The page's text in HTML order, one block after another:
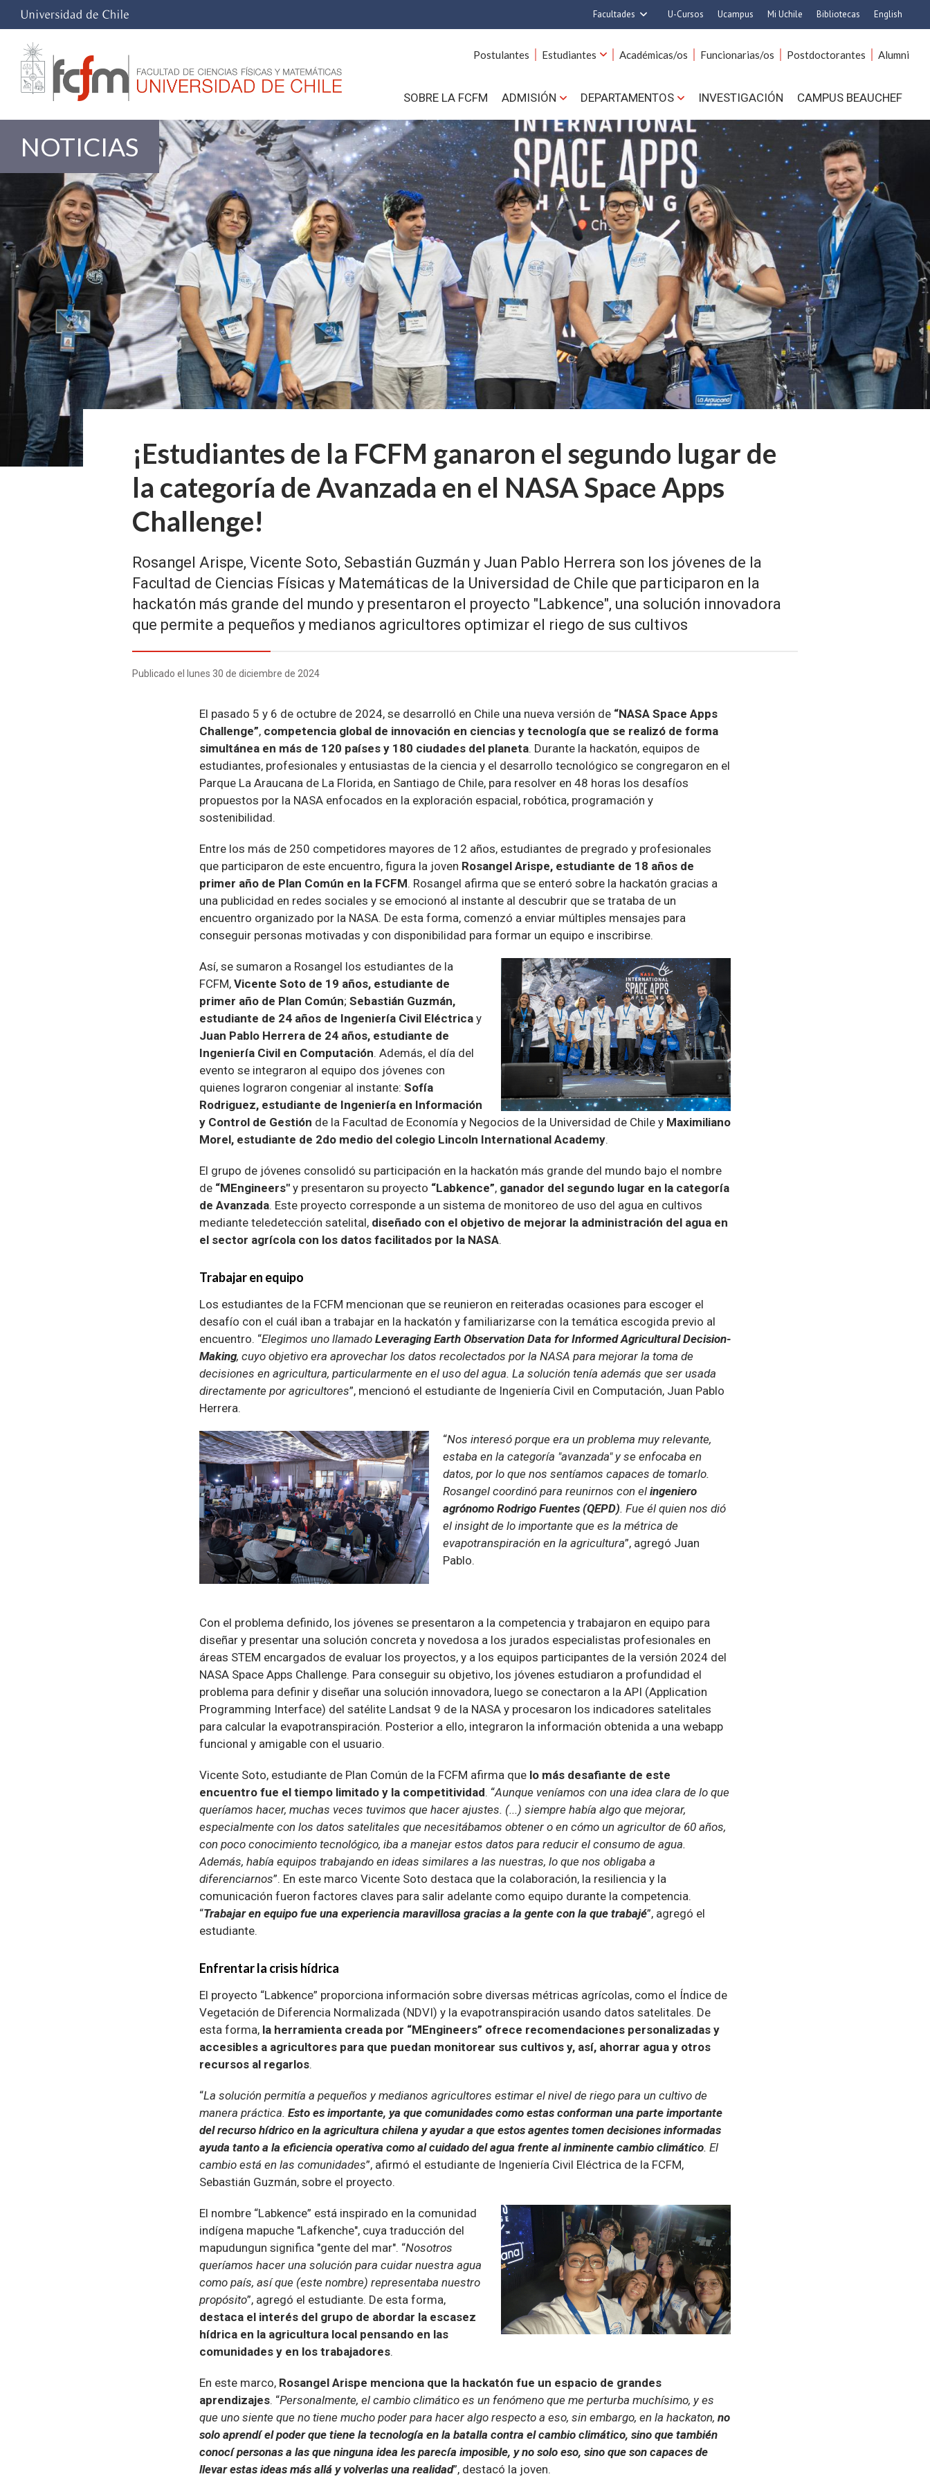
Facultades
Ciencias
Cs. Agronómicas
Cs. Veterinarias y Pecuarias
Comunicación e Imagen
Derecho
Economía y Negocios
Filosofía y Humanidades
Gobierno
Medicina
Odontología
Estudios Avanzados en Educación
Estudios Internacionales
Nutrición y Tecnología de
Alimentos
Bachillerato
Hospital Clínico
U-Cursos Ucampus Mi Uchile Bibliotecas English
Postulantes Estudiantes Académicas/os Funcionarias/os Postdoctorantes Alumni
SOBRE LA FCFM ADMISIÓN DEPARTAMENTOS INVESTIGACIÓN CAMPUS BEAUCHEF
NOTICIAS
¡Estudiantes de la FCFM ganaron el segundo lugar de
la categoría de Avanzada en el NASA Space Apps
Challenge!
Rosangel Arispe, Vicente Soto, Sebastián Guzmán y Juan Pablo Herrera son los jóvenes de la
Facultad de Ciencias Físicas y Matemáticas de la Universidad de Chile que participaron en la
hackatón más grande del mundo y presentaron el proyecto "Labkence", una solución innovadora
que permite a pequeños y medianos agricultores optimizar el riego de sus cultivos
Publicado el lunes 30 de diciembre de 2024
El pasado 5 y 6 de octubre de 2024, se desarrolló en Chile una nueva versión de “NASA Space Apps
Challenge”, competencia global de innovación en ciencias y tecnología que se realizó de forma
simultánea en más de 120 países y 180 ciudades del planeta. Durante la hackatón, equipos de
estudiantes, profesionales y entusiastas de la ciencia y el desarrollo tecnológico se congregaron en el
Parque La Araucana de La Florida, en Santiago de Chile, para resolver en 48 horas los desafíos
propuestos por la NASA enfocados en la exploración espacial, robótica, programación y
sostenibilidad.
Entre los más de 250 competidores mayores de 12 años, estudiantes de pregrado y profesionales
que participaron de este encuentro, figura la joven Rosangel Arispe, estudiante de 18 años de
primer año de Plan Común en la FCFM. Rosangel afirma que se enteró sobre la hackatón gracias a
una publicidad en redes sociales y se emocionó al instante al descubrir que se trataba de un
encuentro organizado por la NASA. De esta forma, comenzó a enviar múltiples mensajes para
conseguir personas motivadas y con disponibilidad para formar un equipo e inscribirse.
Así, se sumaron a Rosangel los estudiantes de la
FCFM, Vicente Soto de 19 años, estudiante de
primer año de Plan Común; Sebastián Guzmán,
estudiante de 24 años de Ingeniería Civil Eléctrica y
Juan Pablo Herrera de 24 años, estudiante de
Ingeniería Civil en Computación. Además, el día del
evento se integraron al equipo dos jóvenes con
quienes lograron congeniar al instante: Sofía
Rodriguez, estudiante de Ingeniería en Información
y Control de Gestión de la Facultad de Economía y Negocios de la Universidad de Chile y Maximiliano
Morel, estudiante de 2do medio del colegio Lincoln International Academy.
El grupo de jóvenes consolidó su participación en la hackatón más grande del mundo bajo el nombre
de “MEngineers" y presentaron su proyecto “Labkence”, ganador del segundo lugar en la categoría
de Avanzada. Este proyecto corresponde a un sistema de monitoreo de uso del agua en cultivos
mediante teledetección satelital, diseñado con el objetivo de mejorar la administración del agua en
el sector agrícola con los datos facilitados por la NASA.
Trabajar en equipo
Los estudiantes de la FCFM mencionan que se reunieron en reiteradas ocasiones para escoger el
desafío con el cuál iban a trabajar en la hackatón y familiarizarse con la temática escogida previo al
encuentro. “Elegimos uno llamado Leveraging Earth Observation Data for Informed Agricultural Decision-
Making, cuyo objetivo era aprovechar los datos recolectados por la NASA para mejorar la toma de
decisiones en agricultura, particularmente en el uso del agua. La solución tenía además que ser usada
directamente por agricultores”, mencionó el estudiante de Ingeniería Civil en Computación, Juan Pablo
Herrera.
“Nos interesó porque era un problema muy relevante,
estaba en la categoría "avanzada" y se enfocaba en
datos, por lo que nos sentíamos capaces de tomarlo.
Rosangel coordinó para reunirnos con el ingeniero
agrónomo Rodrigo Fuentes (QEPD). Fue él quien nos dió
el insight de lo importante que es la métrica de
evapotranspiración en la agricultura”, agregó Juan
Pablo.
Con el problema definido, los jóvenes se presentaron a la competencia y trabajaron en equipo para
diseñar y presentar una solución concreta y novedosa a los jurados especialistas profesionales en
áreas STEM encargados de evaluar los proyectos, y a los equipos participantes de la versión 2024 del
NASA Space Apps Challenge. Para conseguir su objetivo, los jóvenes estudiaron a profundidad el
problema para definir y diseñar una solución innovadora, luego se conectaron a la API (Application
Programming Interface) del satélite Landsat 9 de la NASA y procesaron los indicadores satelitales
para calcular la evapotranspiración. Posterior a ello, integraron la información obtenida a una webapp
funcional y amigable con el usuario.
Vicente Soto, estudiante de Plan Común de la FCFM afirma que lo más desafiante de este
encuentro fue el tiempo limitado y la competitividad. “Aunque veníamos con una idea clara de lo que
queríamos hacer, muchas veces tuvimos que hacer ajustes. (...) siempre había algo que mejorar,
especialmente con los datos satelitales que necesitábamos obtener o en cómo un agricultor de 60 años,
con poco conocimiento tecnológico, iba a manejar estos datos para reducir el consumo de agua.
Además, había equipos trabajando en ideas similares a las nuestras, lo que nos obligaba a
diferenciarnos”. En este marco Vicente Soto destaca que la colaboración, la resiliencia y la
comunicación fueron factores claves para salir adelante como equipo durante la competencia.
“Trabajar en equipo fue una experiencia maravillosa gracias a la gente con la que trabajé”, agregó el
estudiante.
Enfrentar la crisis hídrica
El proyecto “Labkence” proporciona información sobre diversas métricas agrícolas, como el Índice de
Vegetación de Diferencia Normalizada (NDVI) y la evapotranspiración usando datos satelitales. De
esta forma, la herramienta creada por “MEngineers” ofrece recomendaciones personalizadas y
accesibles a agricultores para que puedan monitorear sus cultivos y, así, ahorrar agua y otros
recursos al regarlos.
“La solución permitía a pequeños y medianos agricultores estimar el nivel de riego para un cultivo de
manera práctica. Esto es importante, ya que comunidades como estas conforman una parte importante
del recurso hídrico en la agricultura chilena y ayudar a que estos agentes tomen decisiones informadas
ayuda tanto a la eficiencia operativa como al cuidado del agua frente al inminente cambio climático. El
cambio está en las comunidades”, afirmó el estudiante de Ingeniería Civil Eléctrica de la FCFM,
Sebastián Guzmán, sobre el proyecto.
El nombre “Labkence” está inspirado en la comunidad
indígena mapuche "Lafkenche", cuya traducción del
mapudungun significa "gente del mar". “Nosotros
queríamos hacer una solución para cuidar nuestra agua
como país, así que (este nombre) representaba nuestro
propósito”, agregó el estudiante. De esta forma,
destaca el interés del grupo de abordar la escasez
hídrica en la agricultura local pensando en las
comunidades y en los trabajadores.
En este marco, Rosangel Arispe menciona que la hackatón fue un espacio de grandes
aprendizajes. “Personalmente, el cambio climático es un fenómeno que me perturba muchísimo, y es
que uno siente que no tiene mucho poder para hacer algo respecto a eso, sin embargo, en la hackaton, no
solo aprendí el poder que tiene la tecnología en la batalla contra el cambio climático, sino que también
conocí personas a las que ninguna idea les parecía imposible, y no solo eso, sino que son capaces de
llevar estas ideas más allá y volverlas una realidad”, destacó la joven.